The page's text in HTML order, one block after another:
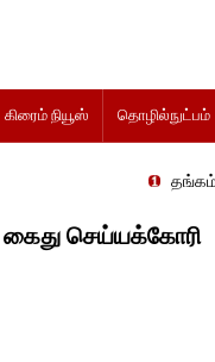
கிரைம் நியூஸ் தொழில்நுட்பம்
தங்கம்-வெள்ளி விலை
செய்யக்கோரி